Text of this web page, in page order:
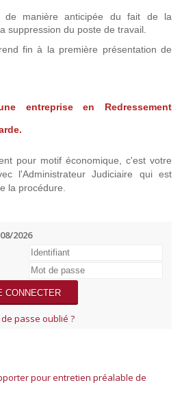
de manière anticipée du fait de la
suppression du poste de travail.
fin à la première présentation de
entreprise en Redressement
pour motif économique, c'est votre
l'Administrateur Judiciaire qui est
la procédure.
2026
passe oublié ?
pour entretien préalable de